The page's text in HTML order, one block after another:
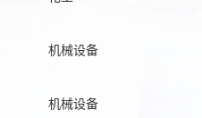
机械设备
机械设备